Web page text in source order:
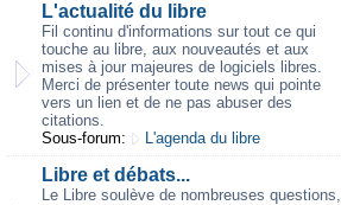
L'actualité du libre
Fil continu d'informations sur tout ce qui
touche au libre, aux nouveautés et aux
mises à jour majeures de logiciels libres.
Merci de présenter toute news qui pointe
vers un lien et de ne pas abuser des
citations.
Sous-forum:
L'agenda du libre
Libre et débats...
Le Libre soulève de nombreuses questions,